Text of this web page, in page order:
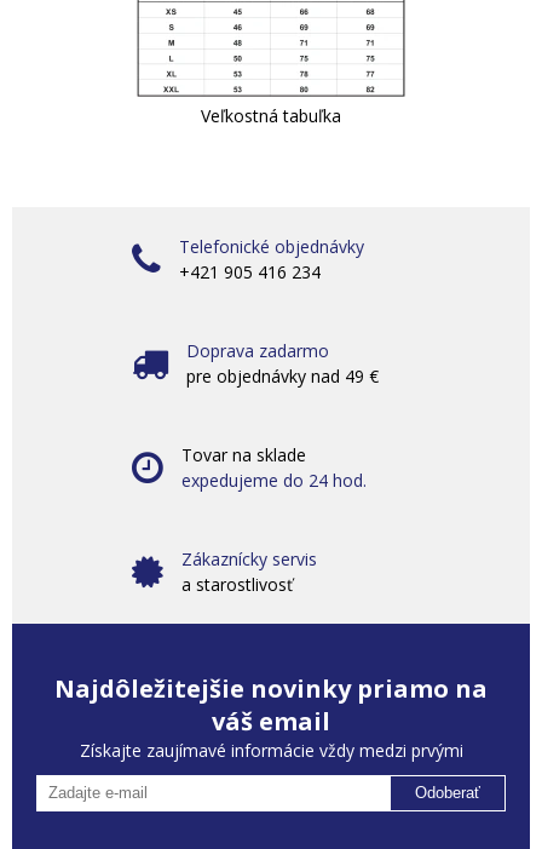
Veľkostná tabuľka
Telefonické objednávky
+421 905 416 234
Doprava zadarmo
pre objednávky nad 49 €
Tovar na sklade
expedujeme do 24 hod.
Zákaznícky servis
a starostlivosť
Najdôležitejšie novinky priamo na
váš email
Získajte zaujímavé informácie vždy medzi prvými
Odoberať